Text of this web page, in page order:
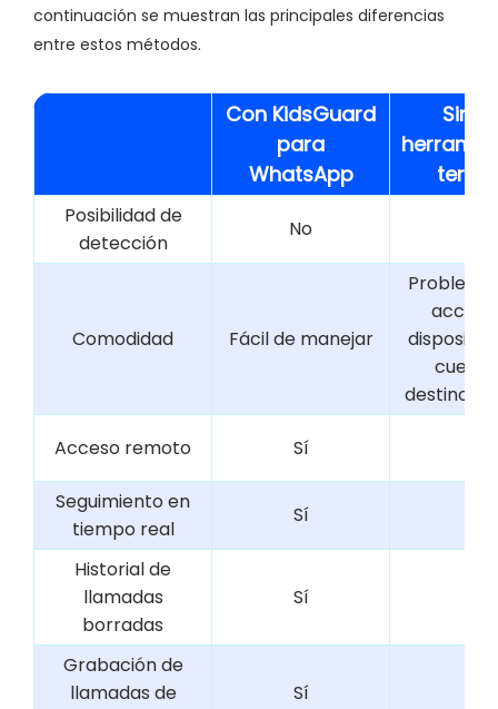
continuación se muestran las principales diferencias
entre estos métodos.
Con KidsGuard
para
WhatsApp
Sin
Posibilidad de
detección
No
Comodidad Fácil de manejar
destino
Acceso remoto Sí
Seguimiento en
tiempo real
Sí
Historial de
llamadas
borradas
Sí
Grabación de
llamadas de
Sí